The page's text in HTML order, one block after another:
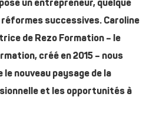
un entrepreneur, quelque
réformes successives. Caroline
de Rezo Formation – le
créé en 2015 – nous
le nouveau paysage de la
et les opportunités à